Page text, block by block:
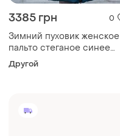
3385 грн 0
Зимний пуховик женское
пальто стеганое синее
тинсулейт цвет черный
размер 42-58 52
Другой